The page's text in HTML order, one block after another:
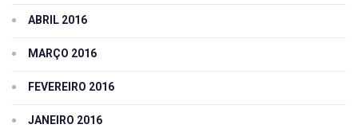
ABRIL 2016
MARÇO 2016
FEVEREIRO 2016
JANEIRO 2016